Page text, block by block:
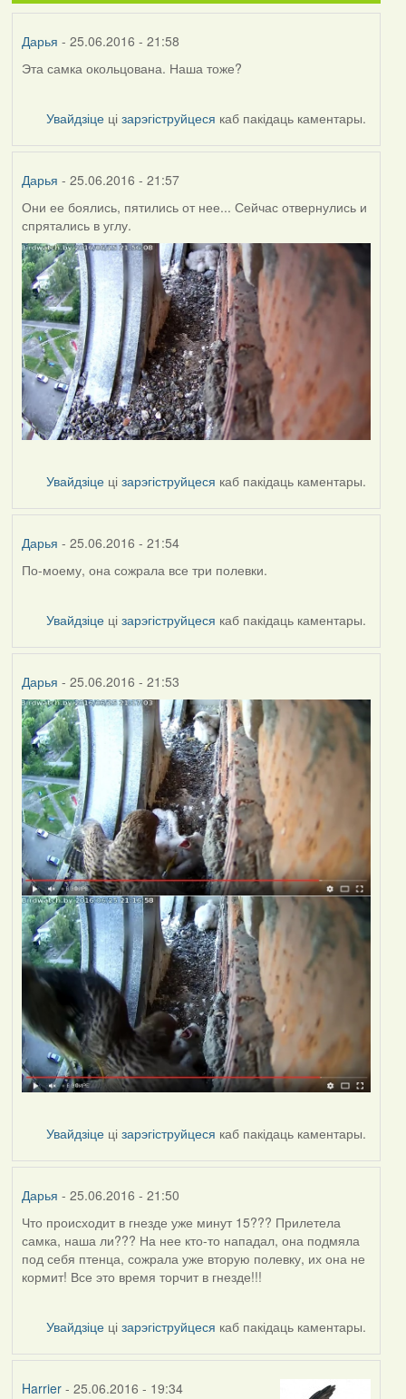
Дарья - 25.06.2016 - 21:58
Эта самка окольцована. Наша тоже?
Увайдзіце цізарэгіструйцеся каб пакідаць каментары.
Дарья - 25.06.2016 - 21:57
Они ее боялись, пятились от нее... Сейчас отвернулись и
спрятались в углу.
Увайдзіце цізарэгіструйцеся каб пакідаць каментары.
Дарья - 25.06.2016 - 21:54
По-моему, она сожрала все три полевки.
Увайдзіце цізарэгіструйцеся каб пакідаць каментары.
Дарья - 25.06.2016 - 21:53
Увайдзіце цізарэгіструйцеся каб пакідаць каментары.
Дарья - 25.06.2016 - 21:50
Что происходит в гнезде уже минут 15??? Прилетела
самка, наша ли??? На нее кто-то нападал, она подмяла
под себя птенца, сожрала уже вторую полевку, их она не
кормит! Все это время торчит в гнезде!!!
Увайдзіце цізарэгіструйцеся каб пакідаць каментары.
Harrier- 25.06.2016 - 19:34